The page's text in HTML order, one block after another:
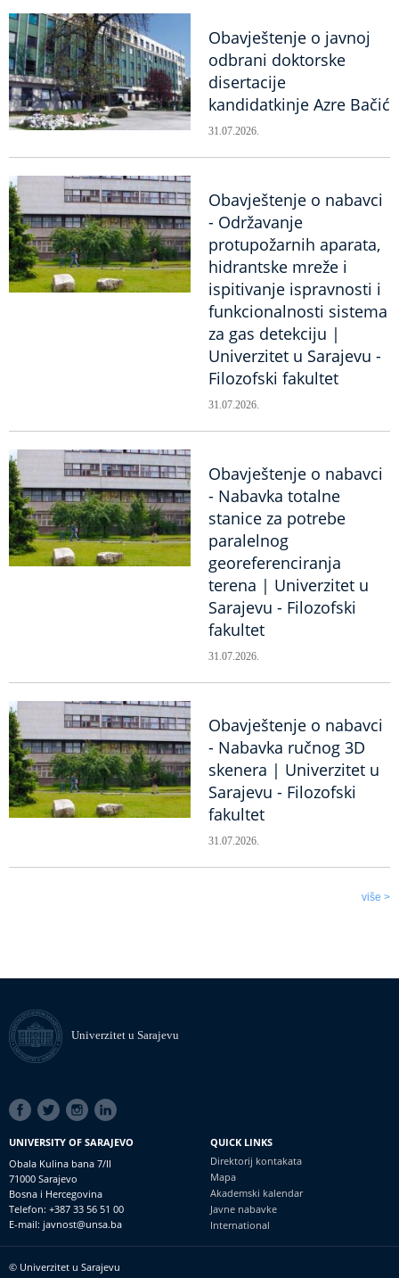
Obavještenje o javnoj
odbrani doktorske
disertacije
kandidatkinje Azre Bačić
31.07.2026.
Obavještenje o nabavci
- Održavanje
protupožarnih aparata,
hidrantske mreže i
ispitivanje ispravnosti i
funkcionalnosti sistema
za gas detekciju |
Univerzitet u Sarajevu -
Filozofski fakultet
31.07.2026.
Obavještenje o nabavci
- Nabavka totalne
stanice za potrebe
paralelnog
georeferenciranja
terena | Univerzitet u
Sarajevu - Filozofski
fakultet
31.07.2026.
Obavještenje o nabavci
- Nabavka ručnog 3D
skenera | Univerzitet u
Sarajevu - Filozofski
fakultet
31.07.2026.
više >
Univerzitet u Sarajevu
SOCIAL
LINKS
UNIVERSITY OF SARAJEVO
Obala Kulina bana 7/II
71000 Sarajevo
Bosna i Hercegovina
Telefon: +387 33 56 51 00
E-mail: javnost@unsa.ba
QUICK LINKS
Direktorij kontakata
Mapa
Akademski kalendar
Javne nabavke
International
© Univerzitet u Sarajevu